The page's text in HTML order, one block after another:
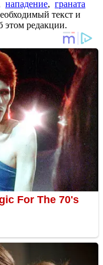
нападение, граната
текст и
этом редакции.